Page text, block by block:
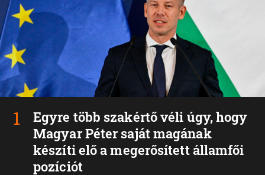
Egyre több szakértő véli úgy, hogy
Magyar Péter saját magának
készíti elő a megerősített államfői
pozíciót